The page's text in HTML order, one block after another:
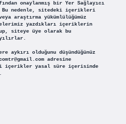
onaylanmış bir Yer Sağlayıcı
Bu nedenle, sitedeki içerikleri
araştırma yükümlülüğümüz
yazdıkları içeriklerin
siteye üye olarak bu
aykırı olduğunu düşündüğünüz
adresine
yasal süre içerisinde